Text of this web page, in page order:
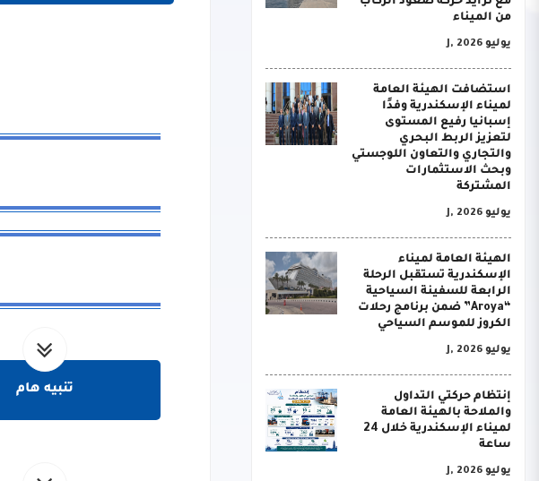
من الميناء
يوليو J, 2026
استضافت الهيئة العامة
لميناء الإسكندرية وفدًا
إسبانيا رفيع المستوى
لتعزيز الربط البحري
والتجاري والتعاون اللوجستي
وبحث الاستثمارات
المشتركة
يوليو J, 2026
الهيئة العامة لميناء
الإسكندرية تستقبل الرحلة
الرابعة للسفينة السياحية
“Aroya” ضمن برنامج رحلات
الكروز للموسم السياحي
يوليو J, 2026
إنتظام حركتي التداول
والملاحة بالهيئة العامة
لميناء الإسكندرية خلال 24
ساعة
يوليو J, 2026
تنبيه هام